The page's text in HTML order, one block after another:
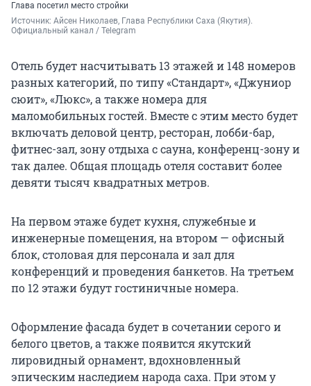
Глава посетил место стройки
Источник: Айсен Николаев, Глава Республики Саха (Якутия).
Официальный канал / Telegram
Отель будет насчитывать 13 этажей и 148 номеров
разных категорий, по типу «Стандарт», «Джуниор
сюит», «Люкс», а также номера для
маломобильных гостей. Вместе с этим место будет
включать деловой центр, ресторан, лобби-бар,
фитнес-зал, зону отдыха с сауна, конференц-зону и
так далее. Общая площадь отеля составит более
девяти тысяч квадратных метров.
На первом этаже будет кухня, служебные и
инженерные помещения, на втором — офисный
блок, столовая для персонала и зал для
конференций и проведения банкетов. На третьем
по 12 этажи будут гостиничные номера.
Оформление фасада будет в сочетании серого и
белого цветов, а также появится якутский
лировидный орнамент, вдохновленный
эпическим наследием народа саха. При этом у